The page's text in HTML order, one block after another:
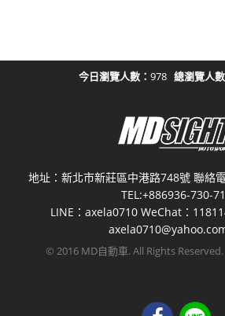
今日瀏覽人數： 978 總瀏覽人數
地址：新北市新莊區中港路748號 聯絡
TEL:+886936-730-
LINE：axela0710 WeChat：
© 2016 MD自動車. All Rights